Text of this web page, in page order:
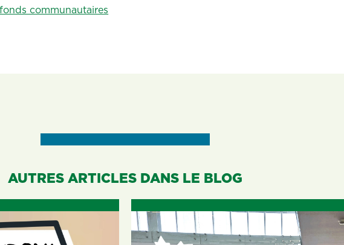
communautaires
AUTRES ARTICLES DANS LE BLOG